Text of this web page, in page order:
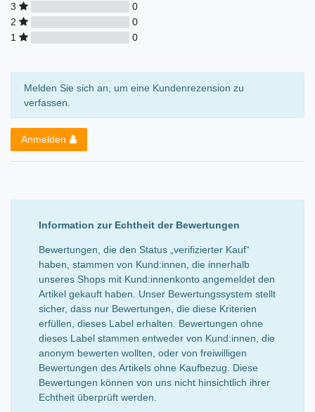
3
0
2
0
1
0
Melden Sie sich an, um eine Kundenrezension zu
verfassen.
Anmelden
Information zur Echtheit der Bewertungen
Bewertungen, die den Status „verifizierter Kauf“
haben, stammen von Kund:innen, die innerhalb
unseres Shops mit Kund:innenkonto angemeldet den
Artikel gekauft haben. Unser Bewertungssystem stellt
sicher, dass nur Bewertungen, die diese Kriterien
erfüllen, dieses Label erhalten. Bewertungen ohne
dieses Label stammen entweder von Kund:innen, die
anonym bewerten wollten, oder von freiwilligen
Bewertungen des Artikels ohne Kaufbezug. Diese
Bewertungen können von uns nicht hinsichtlich ihrer
Echtheit überprüft werden.